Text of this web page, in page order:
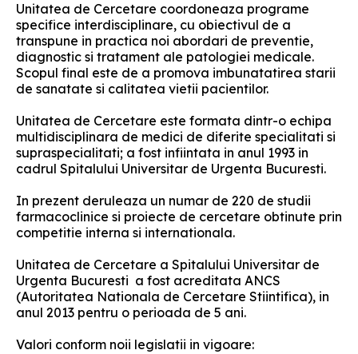
Unitatea de Cercetare coordoneaza programe
specifice interdisciplinare, cu obiectivul de a
transpune in practica noi abordari de preventie,
diagnostic si tratament ale patologiei medicale.
Scopul final este de a promova imbunatatirea starii
de sanatate si calitatea vietii pacientilor.
Unitatea de Cercetare este formata dintr-o echipa
multidisciplinara de medici de diferite specialitati si
supraspecialitati; a fost infiintata in anul 1993 in
cadrul Spitalului Universitar de Urgenta Bucuresti.
In prezent deruleaza un numar de 220 de studii
farmacoclinice si proiecte de cercetare obtinute prin
competitie interna si internationala.
Unitatea de Cercetare a Spitalului Universitar de
Urgenta Bucuresti a fost acreditata ANCS
(Autoritatea Nationala de Cercetare Stiintifica), in
anul 2013 pentru o perioada de 5 ani.
Valori conform noii legislatii in vigoare: